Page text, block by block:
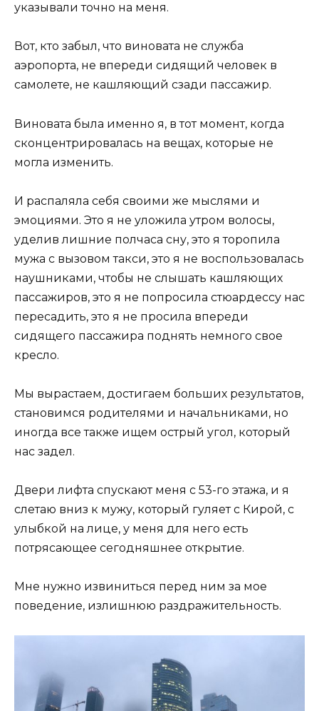
указывали точно на меня.
Вот, кто забыл, что виновата не служба
аэропорта, не впереди сидящий человек в
самолете, не кашляющий сзади пассажир.
Виновата была именно я, в тот момент, когда
сконцентрировалась на вещах, которые не
могла изменить.
И распаляла себя своими же мыслями и
эмоциями. Это я не уложила утром волосы,
уделив лишние полчаса сну, это я торопила
мужа с вызовом такси, это я не воспользовалась
наушниками, чтобы не слышать кашляющих
пассажиров, это я не попросила стюардессу нас
пересадить, это я не просила впереди
сидящего пассажира поднять немного свое
кресло.
Мы вырастаем, достигаем больших результатов,
становимся родителями и начальниками, но
иногда все также ищем острый угол, который
нас задел.
Двери лифта спускают меня с 53-го этажа, и я
слетаю вниз к мужу, который гуляет с Кирой, с
улыбкой на лице, у меня для него есть
потрясающее сегодняшнее открытие.
Мне нужно извиниться перед ним за мое
поведение, излишнюю раздражительность.